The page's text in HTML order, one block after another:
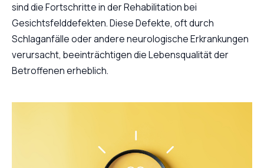
sind die Fortschritte in der Rehabilitation bei
Gesichtsfelddefekten. Diese Defekte, oft durch
Schlaganfälle oder andere neurologische Erkrankungen
verursacht, beeinträchtigen die Lebensqualität der
Betroffenen erheblich.